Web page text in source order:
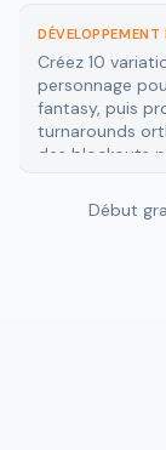
DÉVELOPPEMENT
Créez un
ensemble
textures et un
cinématique.
Début